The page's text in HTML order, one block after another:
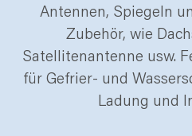
Antennen, Spiegeln
Zubehör, wie
Satellitenantenne usw.
für Gefrier- und
Ladung und